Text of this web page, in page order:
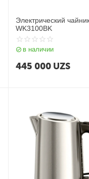
Электрический
WK3100BK
в наличии
445 000 UZS